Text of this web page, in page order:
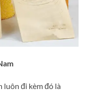
luôn đi kèm đó là